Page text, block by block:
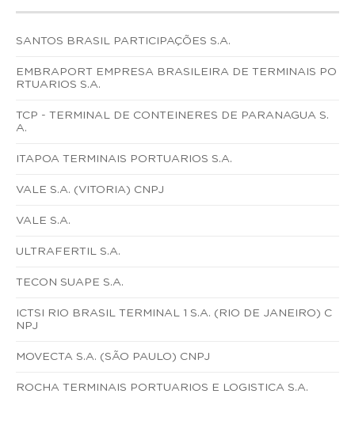
SANTOS BRASIL PARTICIPAÇÕES S.A.
EMBRAPORT EMPRESA BRASILEIRA DE TERMINAIS PO
RTUARIOS S.A.
TCP - TERMINAL DE CONTEINERES DE PARANAGUA S.
A.
ITAPOA TERMINAIS PORTUARIOS S.A.
VALE S.A. (VITORIA) CNPJ
VALE S.A.
ULTRAFERTIL S.A.
TECON SUAPE S.A.
ICTSI RIO BRASIL TERMINAL 1 S.A. (RIO DE JANEIRO) C
NPJ
MOVECTA S.A. (SÃO PAULO) CNPJ
ROCHA TERMINAIS PORTUARIOS E LOGISTICA S.A.